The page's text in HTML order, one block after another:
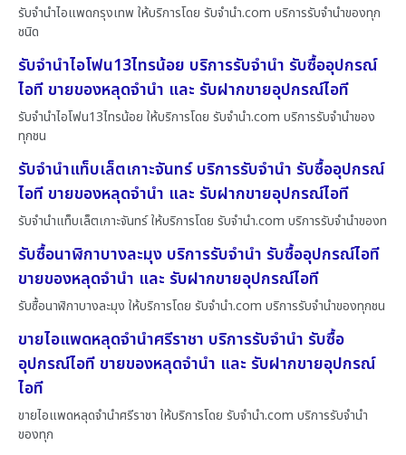
รับจำนำไอแพดกรุงเทพ ให้บริการโดย รับจํานํา.com บริการรับจำนำของทุก
ชนิด
รับจำนำไอโฟน13ไทรน้อย บริการรับจำนำ รับซื้ออุปกรณ์
ไอที ขายของหลุดจำนำ และ รับฝากขายอุปกรณ์ไอที
รับจำนำไอโฟน13ไทรน้อย ให้บริการโดย รับจํานํา.com บริการรับจำนำของ
ทุกชน
รับจำนำแท็บเล็ตเกาะจันทร์ บริการรับจำนำ รับซื้ออุปกรณ์
ไอที ขายของหลุดจำนำ และ รับฝากขายอุปกรณ์ไอที
รับจำนำแท็บเล็ตเกาะจันทร์ ให้บริการโดย รับจํานํา.com บริการรับจำนำของท
รับซื้อนาฬิกาบางละมุง บริการรับจำนำ รับซื้ออุปกรณ์ไอที
ขายของหลุดจำนำ และ รับฝากขายอุปกรณ์ไอที
รับซื้อนาฬิกาบางละมุง ให้บริการโดย รับจํานํา.com บริการรับจำนำของทุกชน
ขายไอแพดหลุดจำนำศรีราชา บริการรับจำนำ รับซื้อ
อุปกรณ์ไอที ขายของหลุดจำนำ และ รับฝากขายอุปกรณ์
ไอที
ขายไอแพดหลุดจำนำศรีราชา ให้บริการโดย รับจํานํา.com บริการรับจำนำ
ของทุก